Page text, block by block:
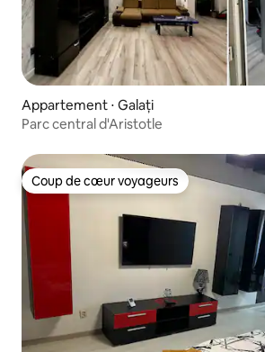
Appartement ⋅ Galați
Parc central d'Aristotle
Coup de cœur voyageurs
Coup de cœur voyageurs